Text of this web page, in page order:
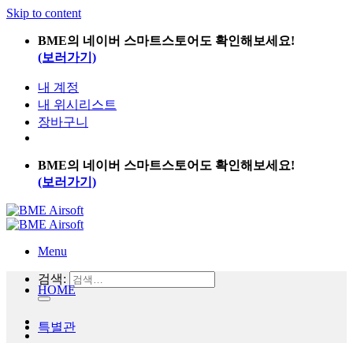
Skip to content
BME의 네이버 스마트스토어도 확인해보세요!
(보러가기)
내 계정
내 위시리스트
장바구니
BME의 네이버 스마트스토어도 확인해보세요!
(보러가기)
Menu
검색:
HOME
특별관